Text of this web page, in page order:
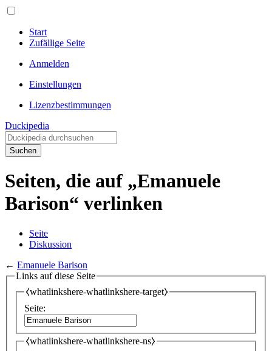
Start
Zufällige Seite
Anmelden
Einstellungen
Lizenzbestimmungen
Duckipedia
Suchen
Seiten, die auf „Emanuele
Barison“ verlinken
Seite
Diskussion
← Emanuele Barison
Links auf diese Seite
⧼whatlinkshere-whatlinkshere-target⧽
Seite:
⧼whatlinkshere-whatlinkshere-ns⧽